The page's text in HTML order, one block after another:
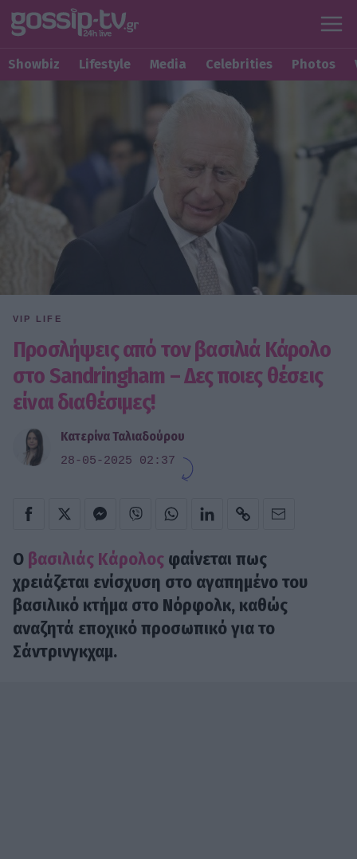
Showbiz Lifestyle Media Celebrities Photos
VIP LIFE
Προσλήψεις από τον βασιλιά Κάρολο
στο Sandringham – Δες ποιες θέσεις
είναι διαθέσιμες!
Κατερίνα Ταλιαδούρου
28-05-2025 02:37
Ο βασιλιάς Κάρολος φαίνεται πως
χρειάζεται ενίσχυση στο αγαπημένο του
βασιλικό κτήμα στο Νόρφολκ, καθώς
αναζητά εποχικό προσωπικό για το
Σάντρινγκχαμ.